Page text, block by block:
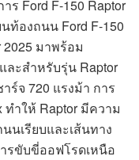
ร Ford F-150 Raptor
ท้องถนน Ford F-150
2025 มาพร้อม
ละสำหรับรุ่น Raptor
ร์จ 720 แรงม้า การ
ำให้ Raptor มีความ
นเรียบและเส้นทาง
รขับขี่ออฟโรดเหนือ